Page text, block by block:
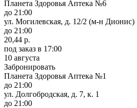
Планета Здоровья Аптека №6
до 21:00
ул. Могилевская, д. 12/2 (м-н Дионис)
до 21:00
20,44 р.
под заказ в 17:00
10 августа
Забронировать
Планета Здоровья Аптека №1
до 21:00
ул. Долгобродская, д. 7, к. 1
до 21:00